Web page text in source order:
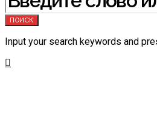
ПОИСК
Input your search keywords and